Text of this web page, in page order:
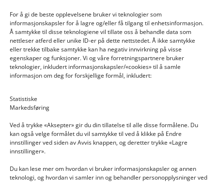
For å gi de beste opplevelsene bruker vi teknologier som
informasjonskapsler for å lagre og/eller få tilgang til enhetsinformasjon.
Å samtykke til disse teknologiene vil tillate oss å behandle data som
nettleser atferd eller unike ID-er på dette nettstedet. Å ikke samtykke
eller trekke tilbake samtykke kan ha negativ innvirkning på visse
egenskaper og funksjoner. Vi og våre forretningspartnere bruker
teknologier, inkludert informasjonskapsler/«cookies» til å samle
informasjon om deg for forskjellige formål, inkludert:
Statistiske
Markedsføring
Ved å trykke «Aksepter» gir du din tillatelse til alle disse formålene. Du
kan også velge formålet du vil samtykke til ved å klikke på Endre
innstillinger ved siden av Avvis knappen, og deretter trykke «Lagre
innstillinger».
Du kan lese mer om hvordan vi bruker informasjonskapsler og annen
teknologi, og hvordan vi samler inn og behandler personopplysninger ved
INFORMASJON